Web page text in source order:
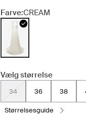
Farve:CREAM
Vælg størrelse
34 36 38
størrelsesguide